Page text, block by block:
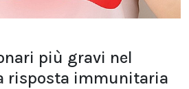
più gravi nel
risposta immunitaria